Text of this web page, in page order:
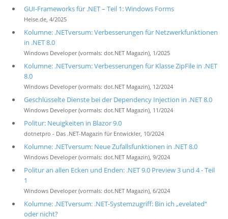
GUI-Frameworks für .NET – Teil 1: Windows Forms
Heise.de, 4/2025
Kolumne: .NETversum: Verbesserungen für Netzwerkfunktionen
in .NET 8.0
Windows Developer (vormals: dot.NET Magazin), 1/2025
Kolumne: .NETversum: Verbesserungen für Klasse ZipFile in .NET
8.0
Windows Developer (vormals: dot.NET Magazin), 12/2024
Geschlüsselte Dienste bei der Dependency Injection in .NET 8.0
Windows Developer (vormals: dot.NET Magazin), 11/2024
Politur: Neuigkeiten in Blazor 9.0
dotnetpro - Das .NET-Magazin für Entwickler, 10/2024
Kolumne: .NETversum: Neue Zufallsfunktionen in .NET 8.0
Windows Developer (vormals: dot.NET Magazin), 9/2024
Politur an allen Ecken und Enden: .NET 9.0 Preview 3 und 4 - Teil
1
Windows Developer (vormals: dot.NET Magazin), 6/2024
Kolumne: .NETversum: .NET-Systemzugriff: Bin ich „evelated“
oder nicht?